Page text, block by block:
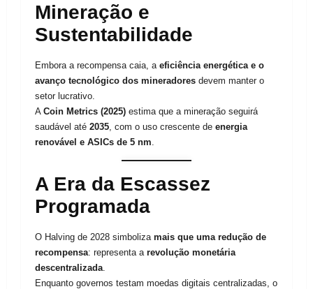
Mineração e
Sustentabilidade
Embora a recompensa caia, a eficiência energética e o
avanço tecnológico dos mineradores devem manter o
setor lucrativo.
A Coin Metrics (2025) estima que a mineração seguirá
saudável até 2035, com o uso crescente de energia
renovável e ASICs de 5 nm.
A Era da Escassez
Programada
O Halving de 2028 simboliza mais que uma redução de
recompensa: representa a revolução monetária
descentralizada
Enquanto governos testam moedas digitais centralizadas, o